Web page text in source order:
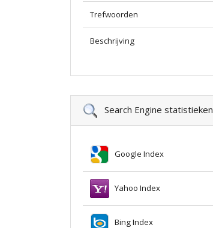
Trefwoorden
Beschrijving
Search Engine statistieken
Google Index
Yahoo Index
Bing Index